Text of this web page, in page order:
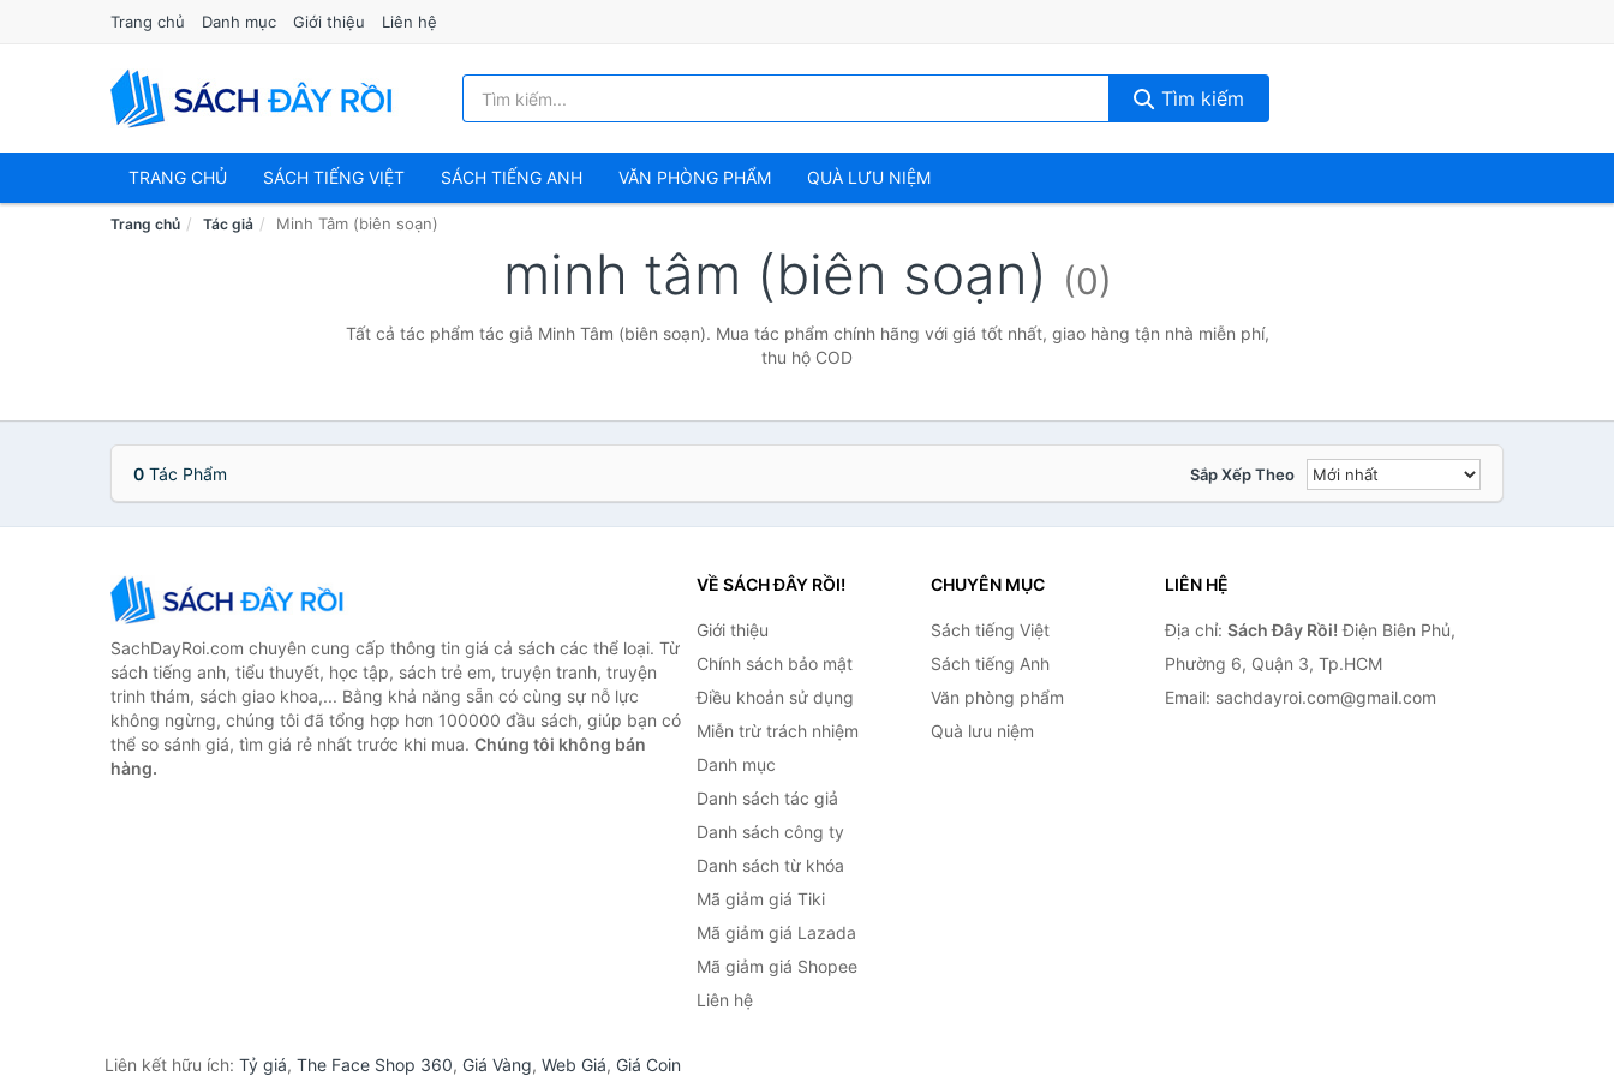
Trang chủ Danh mục Giới thiệu Liên hệ
Tìm kiếm
TRANG CHỦ SÁCH TIẾNG VIỆT SÁCH TIẾNG ANH VĂN PHÒNG PHẨM QUÀ LƯU NIỆM
Trang chủ Tác giả Minh Tâm (biên soạn)
minh tâm (biên soạn) (0)
Tất cả tác phẩm tác giả Minh Tâm (biên soạn). Mua tác phẩm chính hãng với giá tốt nhất, giao hàng tận nhà miễn phí,
thu hộ COD
0 Tác Phẩm Sắp Xếp Theo
SachDayRoi.com chuyên cung cấp thông tin giá cả sách các thể loại. Từ
sách tiếng anh, tiểu thuyết, học tập, sách trẻ em, truyện tranh, truyện
trinh thám, sách giao khoa,... Bằng khả năng sẵn có cùng sự nỗ lực
không ngừng, chúng tôi đã tổng hợp hơn 100000 đầu sách, giúp bạn có
thể so sánh giá, tìm giá rẻ nhất trước khi mua. Chúng tôi không bán
hàng.
VỀ SÁCH ĐÂY RỒI!
Giới thiệu
Chính sách bảo mật
Điều khoản sử dụng
Miễn trừ trách nhiệm
Danh mục
Danh sách tác giả
Danh sách công ty
Danh sách từ khóa
Mã giảm giá Tiki
Mã giảm giá Lazada
Mã giảm giá Shopee
Liên hệ
CHUYÊN MỤC
Sách tiếng Việt
Sách tiếng Anh
Văn phòng phẩm
Quà lưu niệm
LIÊN HỆ
Địa chỉ: Sách Đây Rồi! Điện Biên Phủ,
Phường 6, Quận 3, Tp.HCM
Email: sachdayroi.com@gmail.com
Liên kết hữu ích: Tỷ giá, The Face Shop 360, Giá Vàng, Web Giá, Giá Coin